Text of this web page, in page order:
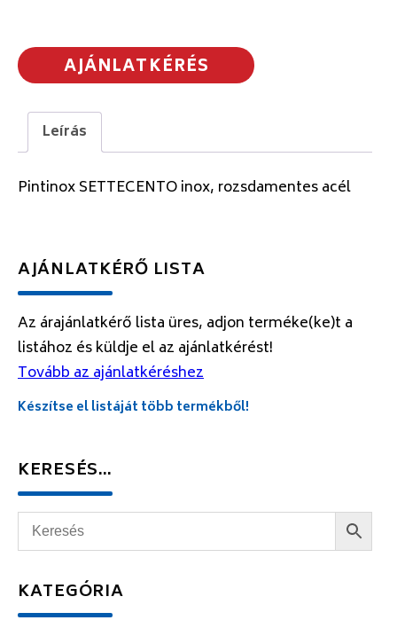
AJÁNLATKÉRÉS
Leírás
Pintinox SETTECENTO inox, rozsdamentes acél
AJÁNLATKÉRŐ LISTA
Az árajánlatkérő lista üres, adjon terméke(ke)t a
listához és küldje el az ajánlatkérést!
Tovább az ajánlatkéréshez
Készítse el listáját több termékből!
KERESÉS…
KATEGÓRIA